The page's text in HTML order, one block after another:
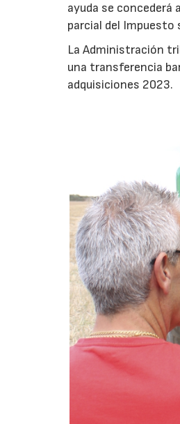
ayuda se
parcial del Impuesto
La Administración
una transferencia
adquisiciones 2023.